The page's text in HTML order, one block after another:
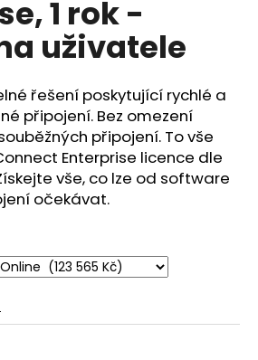
1 rok -
uživatele
řešení poskytující rychlé a
připojení. Bez omezení
připojení. To vše
Enterprise licence dle
vše, co lze od software
očekávat.
HLEDAT